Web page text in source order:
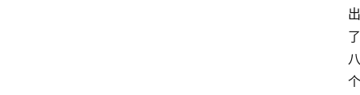
出
了
八
个